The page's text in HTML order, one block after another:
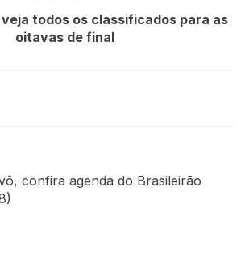
veja todos os classificados para as
oitavas de final
confira agenda do Brasileirão